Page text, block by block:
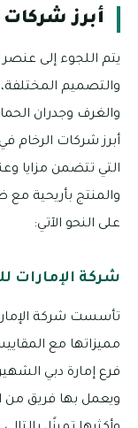
أبرز شركات
يتم اللجوء إلى
والتصميم
والغرف وجدران
أبرز شركات الرخام
التي تتضمن مزايا
والمنتج بأريحية مع
على النحو الآتي:
شركة الإمارات
مميزاتها مع
فرع إمارة دبي
ويعمل بها فريق من